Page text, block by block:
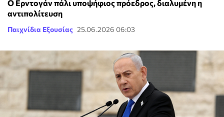
Ο Ερντογάν πάλι υποψήφιος πρόεδρος, διαλυμένη η
αντιπολίτευση
Παιχνίδια Εξουσίας 25.06.2026 06:03